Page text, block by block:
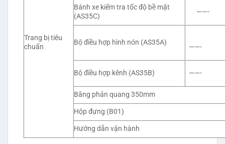
Trang bị tiêu
chuẩn
Bánh xe kiểm tra tốc độ bề mặt
(AS35C)
——-
Bộ điều hợp hình nón (AS35A)
——-
Bộ điều hợp kênh (AS35B) ——-
Băng phản quang 350mm
Hộp đựng (B01)
Hướng dẫn vận hành